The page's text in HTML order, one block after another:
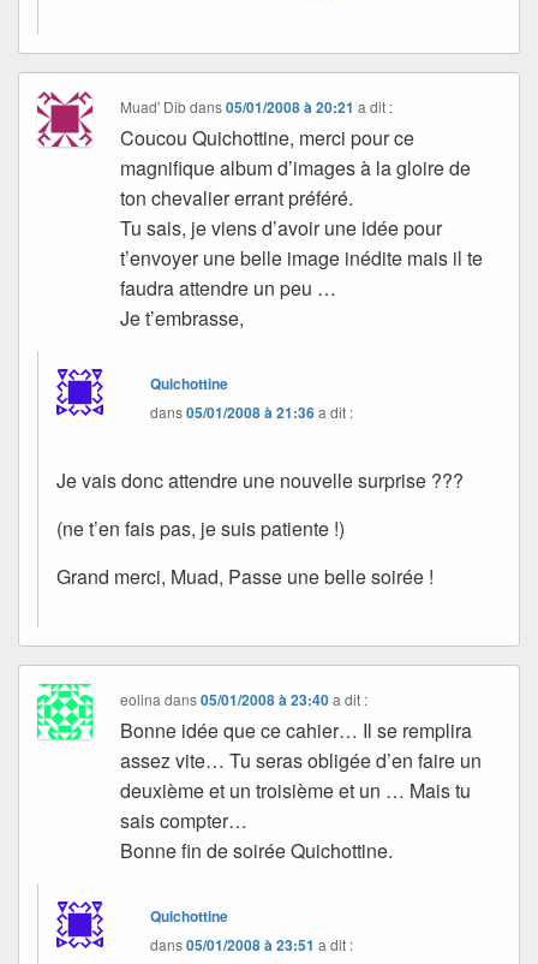
Muad' Dibdans05/01/2008 à 20:21 a dit :
Coucou Quichottine, merci pour ce
magnifique album d’images à la gloire de
ton chevalier errant préféré.
Tu sais, je viens d’avoir une idée pour
t’envoyer une belle image inédite mais il te
faudra attendre un peu …
Je t’embrasse,
Quichottine
dans05/01/2008 à 21:36a dit :
Je vais donc attendre une nouvelle surprise ???
(ne t’en fais pas, je suis patiente !)
Grand merci, Muad, Passe une belle soirée !
eolina dans05/01/2008 à 23:40 a dit :
Bonne idée que ce cahier… Il se remplira
assez vite… Tu seras obligée d’en faire un
deuxième et un troisième et un … Mais tu
sais compter…
Bonne fin de soirée Quichottine.
Quichottine
dans05/01/2008 à 23:51 a dit :